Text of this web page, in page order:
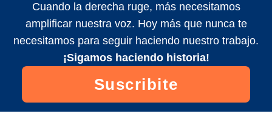
Cuando la derecha ruge, más necesitamos
amplificar nuestra voz. Hoy más que nunca te
necesitamos para seguir haciendo nuestro trabajo.
¡Sigamos haciendo historia!
Suscribite